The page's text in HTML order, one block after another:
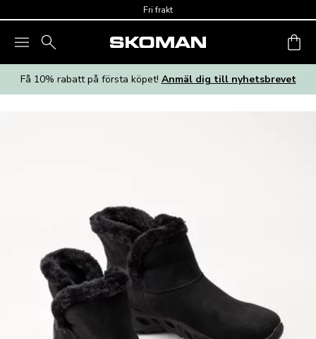
Fri frakt
Få 10% rabatt på första köpet! Anmäl dig till nyhetsbrevet